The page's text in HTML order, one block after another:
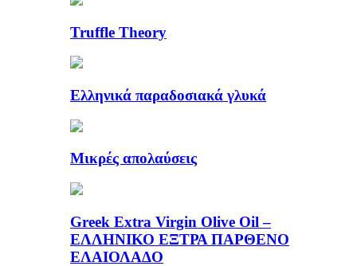
Truffle Theory
Ελληνικά παραδοσιακά γλυκά
Μικρές απολαύσεις
Greek Extra Virgin Olive Oil –
ΕΛΛΗΝΙΚΟ ΕΞΤΡΑ ΠΑΡΘΕΝΟ
ΕΛΑΙΟΛΑΔΟ